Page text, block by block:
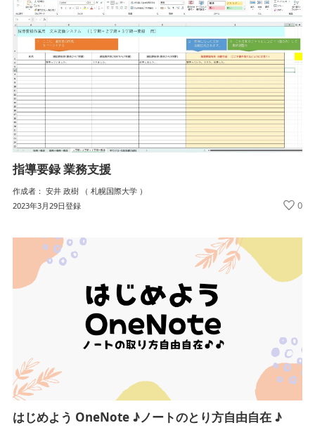
指導要録 業務支援
作成者： 安井 政樹 （ 札幌国際大学 ）
2023年3月29日登録
0
はじめよう OneNote ♪ノートのとり方自由自在 ♪